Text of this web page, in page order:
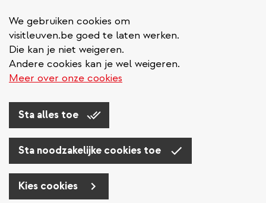
We gebruiken cookies om
visitleuven.be goed te laten werken.
Die kan je niet weigeren.
Andere cookies kan je wel weigeren.
Meer over onze cookies
Sta alles toe
Sta noodzakelijke cookies toe
Kies cookies